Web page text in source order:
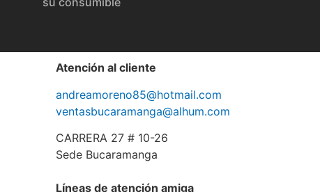
Atención al cliente
andreamoreno85@hotmail.com
ventasbucaramanga@alhum.com
CARRERA 27 # 10-26
Sede Bucaramanga
Líneas de atención amiga